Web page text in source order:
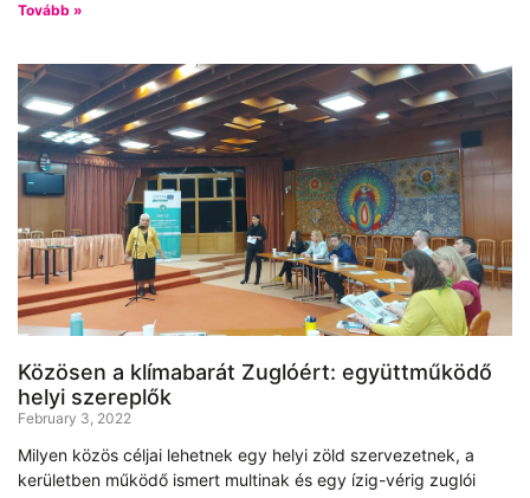
Tovább »
Közösen a klímabarát Zuglóért: együttműködő
helyi szereplők
February 3, 2022
Milyen közös céljai lehetnek egy helyi zöld szervezetnek, a
kerületben működő ismert multinak és egy ízig-vérig zuglói